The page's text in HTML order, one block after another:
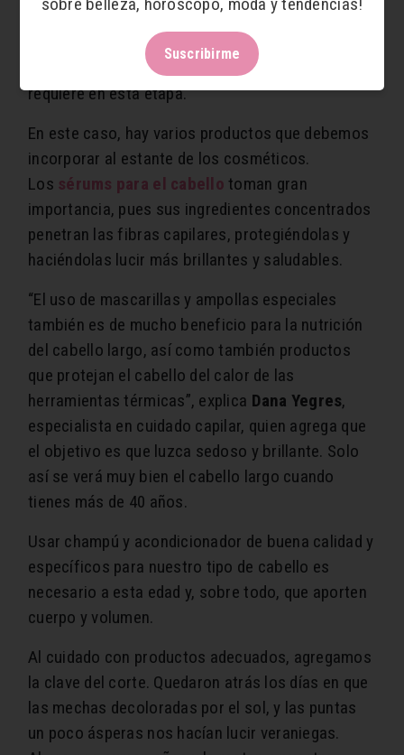
eso es conveniente
usar productos hidratantes
y humectantes adecuados
a nuestro tipo de
cabello, que otorguen la fortaleza y nutrición que
requiere en esta etapa.
En este caso, hay varios productos que debemos
incorporar al estante de los cosméticos.
Los sérums para el cabellotoman gran
importancia, pues sus ingredientes concentrados
penetran las fibras capilares, protegiéndolas y
haciéndolas lucir más brillantes y saludables.
“El uso de mascarillas y ampollas especiales
también es de mucho beneficio para la nutrición
del cabello largo, así como también productos
que protejan el cabello del calor de las
herramientas térmicas”, explica Dana Yegres,
especialista en cuidado capilar, quien agrega que
el objetivo es que luzca sedoso y brillante. Solo
así se verá muy bien el cabello largo cuando
tienes más de 40 años.
Usar champú y acondicionador de buena calidad y
específicos para nuestro tipo de cabello es
necesario a esta edad y, sobre todo, que aporten
cuerpo y volumen.
Al cuidado con productos adecuados, agregamos
la clave del corte. Quedaron atrás los días en que
las mechas decoloradas por el sol, y las puntas
un poco ásperas nos hacían lucir veraniegas.
Suscribirme